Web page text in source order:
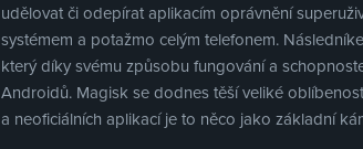
udělovat či odepírat aplikacím oprávnění
systémem a potažmo celým telefonem.
který díky svému způsobu fungování a
Androidů. Magisk se dodnes těší veliké
a neoficiálních aplikací je to něco jako základní